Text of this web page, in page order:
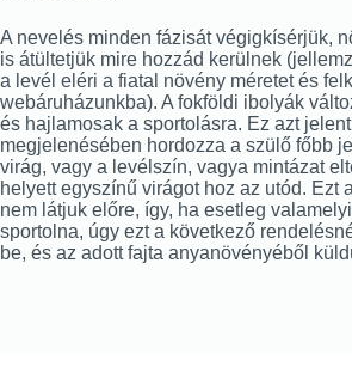
A nevelés minden fázisát végigkísérjük,
is átültetjük mire hozzád kerülnek
a levél eléri a fiatal növény méretet és
webáruházunkba). A fokföldi ibolyák
és hajlamosak a sportolásra. Ez azt
megjelenésében hordozza a szülő főbb
virág, vagy a levélszín, vagya mintázat
helyett egyszínű virágot hoz az utód. Ezt
nem látjuk előre, így, ha esetleg
sportolna, úgy ezt a következő
be, és az adott fajta anyanövényéből